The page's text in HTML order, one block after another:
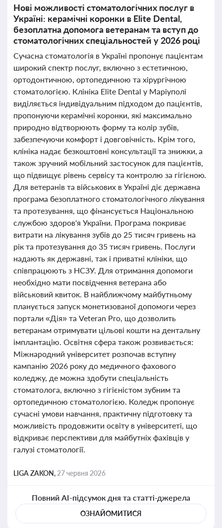
Нові можливості стоматологічних послуг в
Україні: керамічні коронки в Elite Dental,
безоплатна допомога ветеранам та вступ до
стоматологічних спеціальностей у 2026 році
Сучасна стоматологія в Україні пропонує пацієнтам
широкий спектр послуг, включно з естетичною,
ортодонтичною, ортопедичною та хірургічною
стоматологією. Клініка Elite Dental у Маріуполі
виділяється індивідуальним підходом до пацієнтів,
пропонуючи керамічні коронки, які максимально
природно відтворюють форму та колір зубів,
забезпечуючи комфорт і довговічність. Крім того,
клініка надає безкоштовні консультації та знижки, а
також зручний мобільний застосунок для пацієнтів,
що підвищує рівень сервісу та контролю за гігієною.
Для ветеранів та військових в Україні діє державна
програма безоплатного стоматологічного лікування
та протезування, що фінансується Національною
службою здоров'я України. Програма покриває
витрати на лікування зубів до 25 тисяч гривень на
рік та протезування до 35 тисяч гривень. Послуги
надають як державні, так і приватні клініки, що
співпрацюють з НСЗУ. Для отримання допомоги
необхідно мати посвідчення ветерана або
військовий квиток. В найближчому майбутньому
планується запуск монетизованої допомоги через
портали «Дія» та Veteran Pro, що дозволить
ветеранам отримувати цільові кошти на дентальну
імплантацію. Освітня сфера також розвивається:
Міжнародний університет розпочав вступну
кампанію 2026 року до медичного фахового
коледжу, де можна здобути спеціальність
стоматолога, включно з гігієністом зубним та
ортопедичною стоматологією. Коледж пропонує
сучасні умови навчання, практичну підготовку та
можливість продовжити освіту в університеті, що
відкриває перспективи для майбутніх фахівців у
галузі стоматології.
LIGA ZAKON, 27 червня 2026
Повний AI-підсумок дня та статті-джерела
ОЗНАЙОМИТИСЯ